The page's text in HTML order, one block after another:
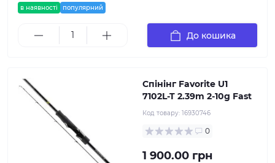
в наявності популярний
До кошика
Спінінг Favorite U1
7102L-T 2.39m 2-10g Fast
Код товару: 16930746
0
1 900.00 грн